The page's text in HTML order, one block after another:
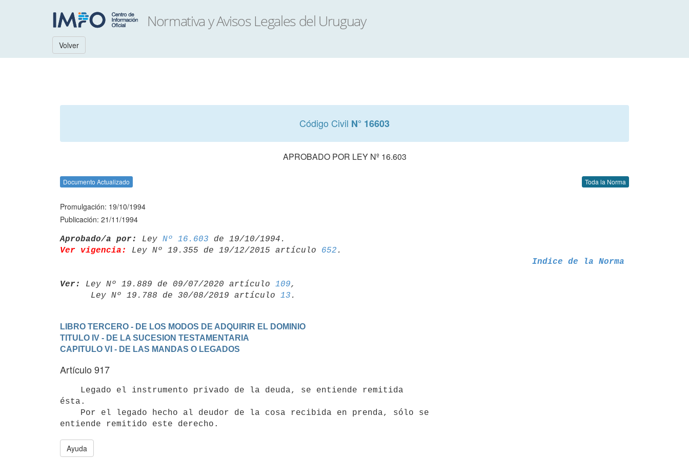
Volver
Código Civil N° 16603
APROBADO POR LEY Nº 16.603
Documento Actualizado Toda la Norma
Promulgación: 19/10/1994
Publicación: 21/11/1994
Aprobado/a por: Ley Nº 16.603
Ver vigencia:
Ley Nº 19.355 de 19/12/2015 artículo 652
Indice de la Norma
Ver: Ley Nº 19.889 de 09/07/2020 artículo 109,
      Ley Nº 19.788 de 30/08/2019 artículo
13
LIBRO TERCERO - DE LOS MODOS DE ADQUIRIR EL DOMINIO
TITULO IV - DE LA SUCESION TESTAMENTARIA
CAPITULO VI - DE LAS MANDAS O LEGADOS
Artículo 917
ésta.
Ayuda